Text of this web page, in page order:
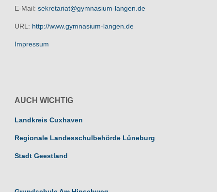
E-Mail: sekretariat@gymnasium-langen.de
URL: http://www.gymnasium-langen.de
Impressum
AUCH WICHTIG
Landkreis Cuxhaven
Regionale Landesschulbehörde Lüneburg
Stadt Geestland